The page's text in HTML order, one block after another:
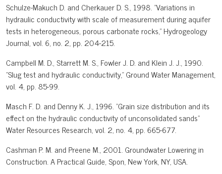
Schulze-Makuch D. and Cherkauer D. S., 1998. "Variations in
hydraulic conductivity with scale of measurement during aquifer
tests in heterogeneous, porous carbonate rocks," Hydrogeology
Journal, vol. 6, no. 2, pp. 204-215.
Campbell M. D., Starrett M. S., Fowler J. D. and Klein J. J., 1990.
"Slug test and hydraulic conductivity," Ground Water Management,
vol. 4, pp. 85-99.
Masch F. D. and Denny K. J., 1996. "Grain size distribution and its
effect on the hydraulic conductivity of unconsolidated sands"
Water Resources Research, vol. 2, no. 4, pp. 665-677.
Cashman P. M. and Preene M., 2001. Groundwater Lowering in
Construction. A Practical Guide, Spon, New York, NY, USA.